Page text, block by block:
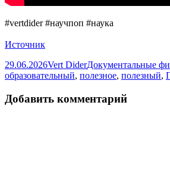
#vertdider #научпоп #наука
Источник
Опубликовано
29.06.2026Автор
Vert DiderРубрики
Документальные
образовательный, полезное, полезный,
Добавить комментарий